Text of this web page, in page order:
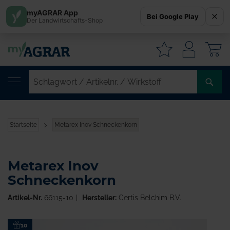
Startseite Metarex Inov Schneckenkorn
Zum10
Metarex Inov
Schneckenkorn
Artikel-Nr. 66115-10 Hersteller:Certis Belchim B.V.
myAGRAR App
Der Landwirtschafts-Shop Bei Google Play